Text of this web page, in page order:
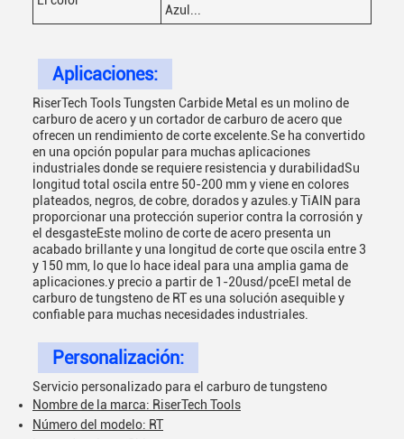
Azul...
Aplicaciones:
RiserTech Tools Tungsten Carbide Metal es un molino de
carburo de acero y un cortador de carburo de acero que
ofrecen un rendimiento de corte excelente.Se ha convertido
en una opción popular para muchas aplicaciones
industriales donde se requiere resistencia y durabilidadSu
longitud total oscila entre 50-200 mm y viene en colores
plateados, negros, de cobre, dorados y azules.y TiAIN para
proporcionar una protección superior contra la corrosión y
el desgasteEste molino de corte de acero presenta un
acabado brillante y una longitud de corte que oscila entre 3
y 150 mm, lo que lo hace ideal para una amplia gama de
aplicaciones.y precio a partir de 1-20usd/pceEl metal de
carburo de tungsteno de RT es una solución asequible y
confiable para muchas necesidades industriales.
Personalización:
Servicio personalizado para el carburo de tungsteno
Nombre de la marca: RiserTech Tools
Número del modelo: RT